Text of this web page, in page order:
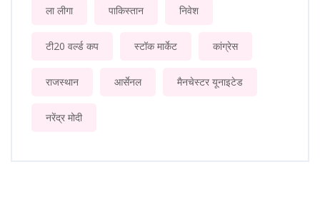
ला लीगा पाकिस्तान निवेश
टी20 वर्ल्ड कप स्टॉक मार्केट कांग्रेस
राजस्थान आर्सेनल मैनचेस्टर यूनाइटेड
नरेंद्र मोदी